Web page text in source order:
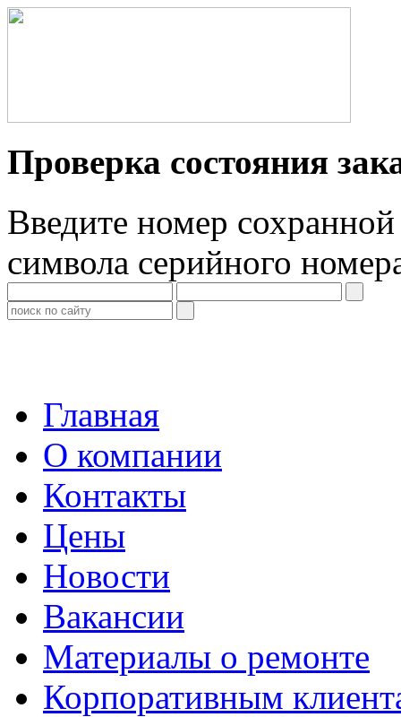
Проверка состояния
Введите номер
символа серийного
Главная
О компании
Контакты
Цены
Новости
Вакансии
Материалы о ремонте
Корпоративным